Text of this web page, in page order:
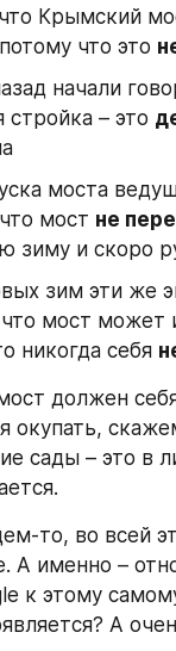
Крымский
что это
начали
стройка – это
моста
мост не
зиму и скоро
зим эти же
мост может
никогда себя
должен
окупать,
сады – это в
то, во всей
А именно –
к этому
А